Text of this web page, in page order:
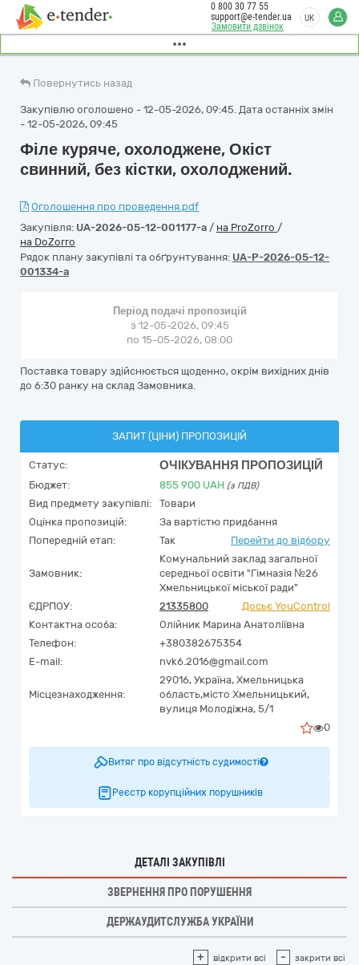
Замовити дзвінок
0 800 30 77 55
support@e-tender.ua
UK
Повернутись назад
Закупівлю оголошено - 12-05-2026, 09:45. Дата останніх змін
- 12-05-2026, 09:45
Філе куряче, охолоджене, Окіст
свинний, без кістки, охолоджений.
Оголошення про проведення.pdf
Закупівля: UA-2026-05-12-001177-a / на ProZorro /
на DoZorro
Рядок плану закупівлі та обґрунтування: UA-P-2026-05-12-
001334-a
Період подачі пропозицій
з 12-05-2026, 09:45
по 15-05-2026, 08:00
Поставка товару здійснюється щоденно, окрім вихідних днів
до 6:30 ранку на склад Замовника.
ЗАПИТ (ЦІНИ) ПРОПОЗИЦІЙ
Статус: ОЧІКУВАННЯ ПРОПОЗИЦІЙ
Бюджет: 855 900 UAH (з ПДВ)
Вид предмету закупівлі:
Товари
Оцінка пропозицій:
За вартістю придбання
Попередній етап:
Так Перейти до відбору
Замовник:
Комунальний заклад загальної
середньої освіти "Гімназія №26
Хмельницької міської ради"
ЄДРПОУ:
21335800
Досьє YouControl
Контактна особа:
Олійник Марина Анатоліївна
Телефон:
+380382675354
E-mail:
nvk6.2016@gmail.com
Місцезнаходження:
29016, Україна, Хмельницька
область,місто Хмельницький,
вулиця Молодіжна, 5/1
0
Витяг про відсутність судимості
Реєстр корупційних порушників
ДЕТАЛІ ЗАКУПІВЛІ
ЗВЕРНЕННЯ ПРО ПОРУШЕННЯ
ДЕРЖАУДИТСЛУЖБА УКРАЇНИ
+ відкрити всі - закрити всі